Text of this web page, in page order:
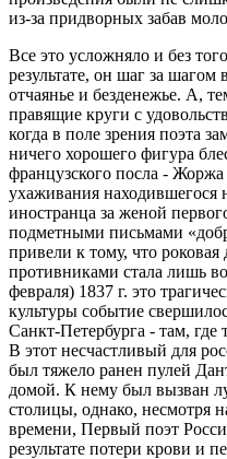
из-за придворных забав
Все это усложняло и без
результате, он шаг за шагом
отчаянье и безденежье. А,
правящие круги с
когда в поле зрения поэта
ничего хорошего фигура
французского посла -
ухаживания находившегося
иностранца за женой
подметными письмами
привели к тому, что
противниками стала лишь
февраля) 1837 г. это
культуры событие
Санкт-Петербурга - там, где
В этот несчастливый для
был тяжело ранен пулей
домой. К нему был вызван
столицы, однако, несмотря
времени, Первый поэт
результате потери крови и